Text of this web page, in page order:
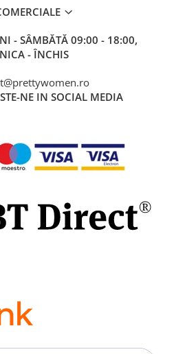
- SÂMBĂTĂ 09:00 - 18:00,
- ÎNCHIS
NE IN SOCIAL MEDIA